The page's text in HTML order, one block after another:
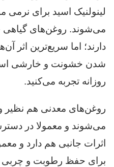
لینولنیک اسید برای
می‌شوند. روغن‌های گیاهی
دارند؛ اما سریع‌ترین
شدن خشونت و خارشی
روزانه تجربه می‌کنید.
روغن‌های معدنی هم نظیر
می‌شوند و معمولا در
اثرات جانبی هم دارد و
برای حفظ رطوبت و چربی